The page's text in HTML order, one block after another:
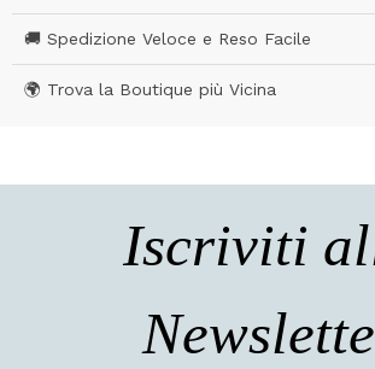
🚚 Spedizione Veloce e Reso Facile
🌍 Trova la Boutique più Vicina
Iscriviti